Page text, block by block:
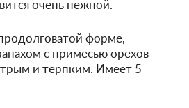
очень нежной.
форме,
с примесью орехов
и терпким. Имеет 5